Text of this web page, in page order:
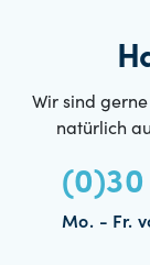
Wir sind
natürlich
(0)30
Mo. - Fr.